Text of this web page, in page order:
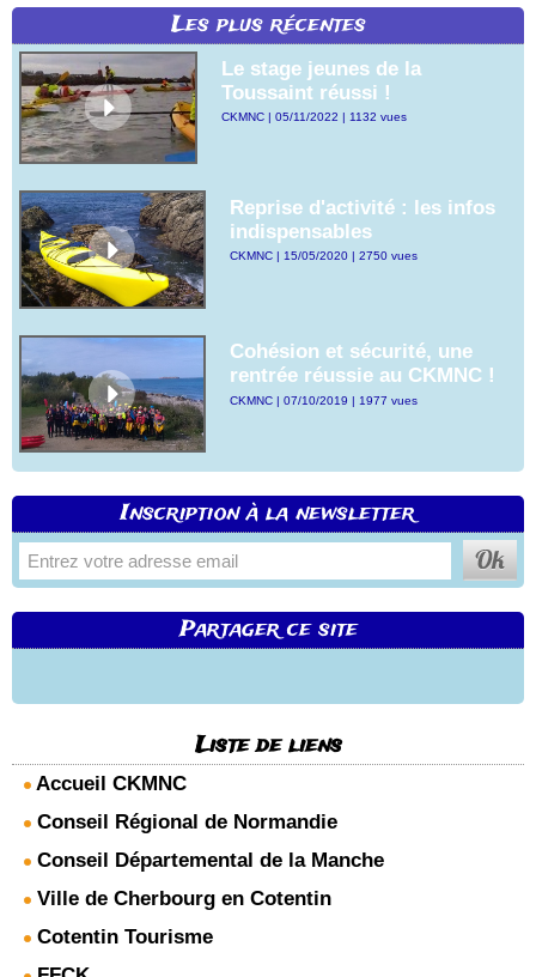
Les plus récentes
Le stage jeunes de la
Toussaint réussi !
CKMNC | 05/11/2022 | 1132 vues
Reprise d'activité : les infos
indispensables
CKMNC | 15/05/2020 | 2750 vues
Cohésion et sécurité, une
rentrée réussie au CKMNC !
CKMNC | 07/10/2019 | 1977 vues
Inscription à la newsletter
Partager ce site
Liste de liens
Accueil CKMNC
Conseil Régional de Normandie
Conseil Départemental de la Manche
Ville de Cherbourg en Cotentin
Cotentin Tourisme